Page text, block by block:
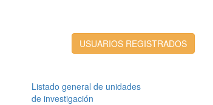
USUARIOS REGISTRADOS
Listado general de unidades
de investigación